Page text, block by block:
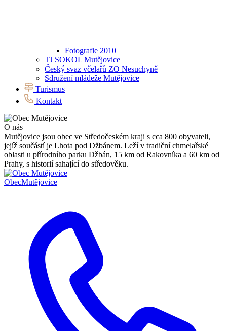
Fotografie 2010
TJ SOKOL Mutějovice
Český svaz včelařů ZO Nesuchyně
Sdružení mládeže Mutějovice
Turismus
Kontakt
O nás
Mutějovice jsou obec ve Středočeském kraji s cca 800 obyvateli,
jejíž součástí je Lhota pod Džbánem. Leží v tradiční chmelařské
oblasti u přírodního parku Džbán, 15 km od Rakovníka a 60 km od
Prahy, s historií sahající do středověku.
ObecMutějovice